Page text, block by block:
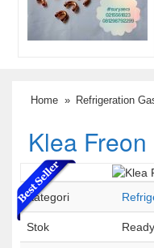
Home » Refrigeration
Klea
Kategori
Stok Ready